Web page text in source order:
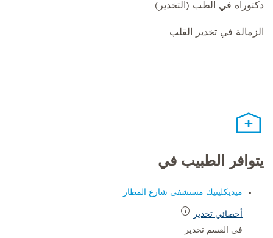
دكتوراه في الطب (التخدير)
الزمالة في تخدير القلب
يتوافر الطبيب في
ميديكلينيك مستشفى شارع المطار
أخصائي تخدير
في القسم تخدير